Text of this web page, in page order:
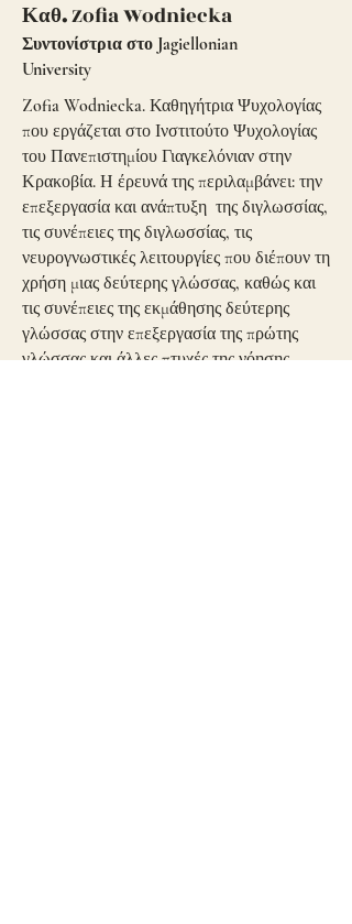
Καθ.Zofia Wodniecka
Συντονίστρια στο Jagiellonian
University
Zofia Wodniecka. Καθηγήτρια Ψυχολογίας
που εργάζεται στο Ινστιτούτο Ψυχολογίας
του Πανεπιστημίου Γιαγκελόνιαν στην
Κρακοβία. Η έρευνά της περιλαμβάνει: την
επεξεργασία και ανάπτυξη της διγλωσσίας,
τις συνέπειες της διγλωσσίας, τις
νευρογνωστικές λειτουργίες που διέπουν τη
χρήση μιας δεύτερης γλώσσας, καθώς και
τις συνέπειες της εκμάθησης δεύτερης
γλώσσας στην επεξεργασία της πρώτης
γλώσσας και άλλες πτυχές της νόησης.